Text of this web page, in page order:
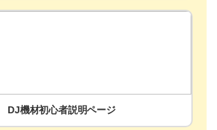
DJ機材初心者説明ページ